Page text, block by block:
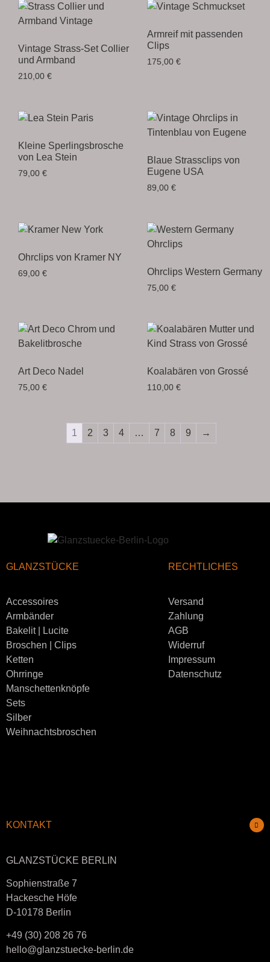
Vintage Strass-Set Collier
und Armband
210,00 €
Armreif mit passenden
Clips
175,00 €
Kleine Sperlingsbrosche
von Lea Stein
79,00 €
Blaue Strassclips von
Eugene USA
89,00 €
Ohrclips von Kramer NY
69,00 € Ohrclips Western Germany
75,00 €
Art Deco Nadel
75,00 €
Koalabären von Grossé
110,00 €
1 2 3 4 … 7 8 9 →
GLANZSTÜCKE
Accessoires
Armbänder
Bakelit | Lucite
Broschen | Clips
Ketten
Ohrringe
Manschettenknöpfe
Sets
Silber
Weihnachtsbroschen
RECHTLICHES
Versand
Zahlung
AGB
Widerruf
Impressum
Datenschutz
KONTAKT
GLANZSTÜCKE BERLIN
Sophienstraße 7
Hackesche Höfe
D-10178 Berlin
+49 (30) 208 26 76
hello@glanzstuecke-berlin.de